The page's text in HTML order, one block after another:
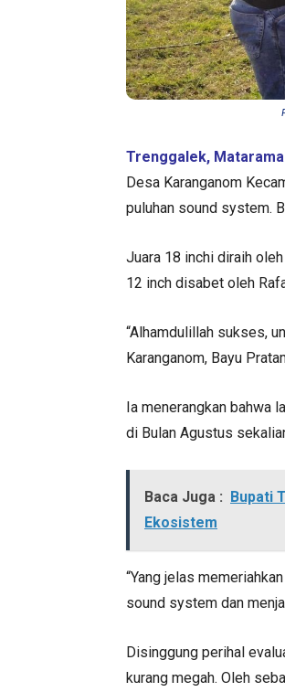
Trenggalek,
Desa Karanganom
puluhan sound system.
Juara 18 inchi diraih
12 inch disabet oleh
“Alhamdulillah sukses,
Karanganom, Bayu
Ia menerangkan bahwa
di Bulan Agustus
Baca Juga : Bupati
Ekosistem
“Yang jelas
sound system dan
Disinggung perihal
kurang megah. Oleh